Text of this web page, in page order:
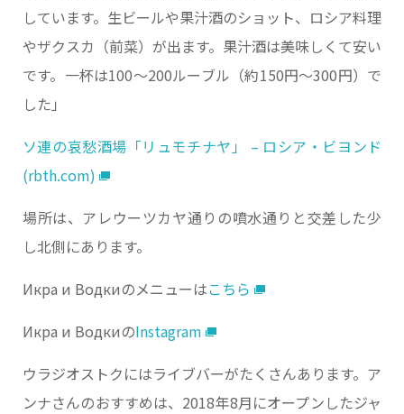
しています。生ビールや果汁酒のショット、ロシア料理
やザクスカ（前菜）が出ます。果汁酒は美味しくて安い
です。一杯は100～200ルーブル（約150円～300円）で
した」
ソ連の哀愁酒場「リュモチナヤ」 – ロシア・ビヨンド
(rbth.com)
場所は、アレウーツカヤ通りの噴水通りと交差した少
し北側にあります。
Икра и Водкиのメニューはこちら
Икра и ВодкиのInstagram
ウラジオストクにはライブバーがたくさんあります。ア
ンナさんのおすすめは、2018年8月にオープンしたジャ